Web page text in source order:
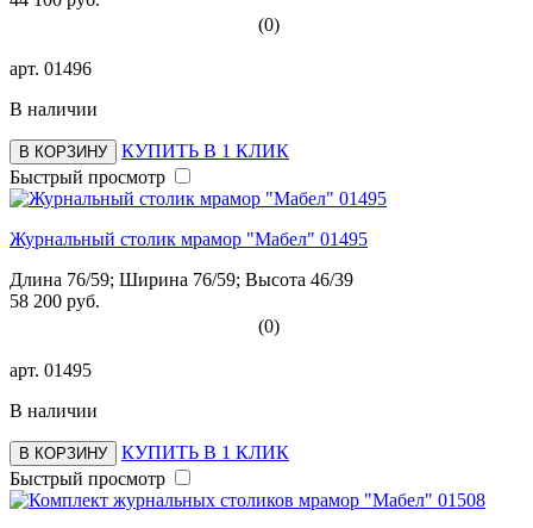
(0)
арт. 01496
В наличии
В КОРЗИНУ
КУПИТЬ В 1 КЛИК
Быстрый просмотр
Журнальный столик мрамор "Мабел" 01495
Длина 76/59; Ширина 76/59; Высота 46/39
58 200 руб.
(0)
арт. 01495
В наличии
В КОРЗИНУ
КУПИТЬ В 1 КЛИК
Быстрый просмотр